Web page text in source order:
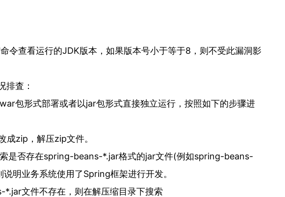
令查看运行的JDK版本，如果版本号小于等于8，则不受此漏洞影
排査：
包形式部署或者以jar包形式直接独立运行，按照如下的步骤进
改成zip，解压zip文件。
是否存在spring-beans-*.jar格式的jar文件(例如spring-beans-
说明业务系统使用了Spring框架进行开发。
文件不存在，则在解压缩目录下搜索